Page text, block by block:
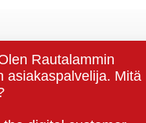
ohjeet,